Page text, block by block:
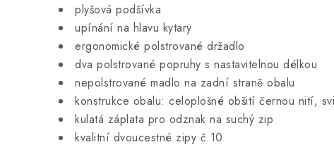
plyšová podšívka
upínání na hlavu kytary
ergonomické polstrované držadlo
dva polstrované popruhy s nastavitelnou délkou
nepolstrované madlo na zadní straně obalu
konstrukce obalu: celoplošné obšití černou nití,
kulatá záplata pro odznak na suchý zip
kvalitní dvoucestné zipy č.10